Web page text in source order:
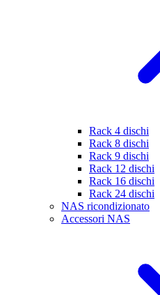
Rack 4 dischi
Rack 8 dischi
Rack 9 dischi
Rack 12 dischi
Rack 16 dischi
Rack 24 dischi
NAS ricondizionato
Accessori NAS